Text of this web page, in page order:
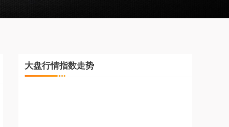
大盘行情指数走势